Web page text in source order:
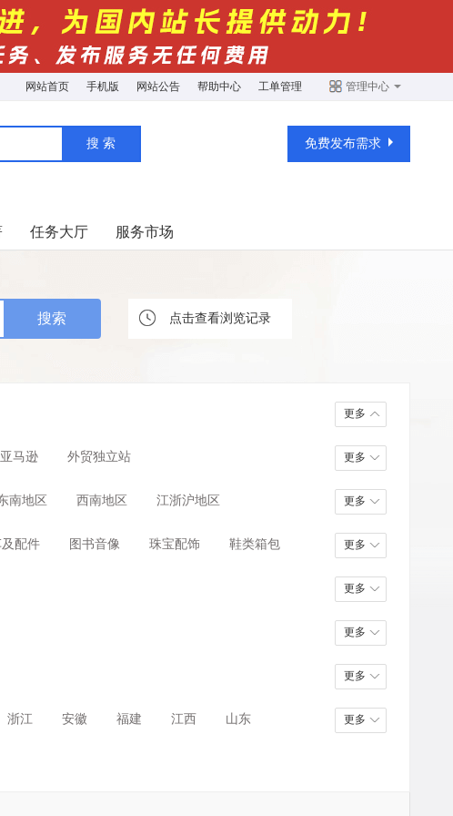
网站首页 手机版 网站公告 帮助中心 工单管理 管理中心
免费发布需求
任务大厅 服务市场
点击查看浏览记录
更多
亚马逊 外贸独立站 更多
南地区 西南地区 江浙沪地区 更多
配件 图书音像 珠宝配饰 鞋类箱包 更多
更多
更多
更多
浙江 安徽 福建 江西 山东 更多